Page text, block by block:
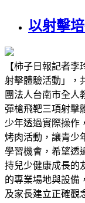
以射擊
【柿子日報記者
射擊體驗活動」，
團法人台南市全人
彈槍飛靶三項射擊
少年透過實際操作
烤肉活動，讓青少
學習機會，希望透
持兒少健康成長的
的專業場地與設備
及家長建立正確觀